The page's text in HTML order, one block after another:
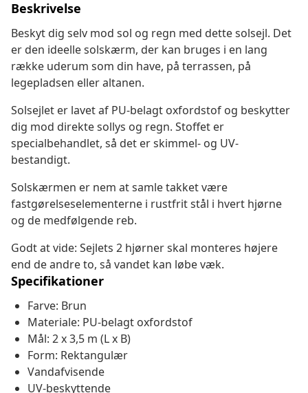
Beskrivelse
Beskyt dig selv mod sol og regn med dette solsejl. Det
er den ideelle solskærm, der kan bruges i en lang
række uderum som din have, på terrassen, på
legepladsen eller altanen.
Solsejlet er lavet af PU-belagt oxfordstof og beskytter
dig mod direkte sollys og regn. Stoffet er
specialbehandlet, så det er skimmel- og UV-
bestandigt.
Solskærmen er nem at samle takket være
fastgørelseselementerne i rustfrit stål i hvert hjørne
og de medfølgende reb.
Godt at vide: Sejlets 2 hjørner skal monteres højere
end de andre to, så vandet kan løbe væk.
Specifikationer
Farve: Brun
Materiale: PU-belagt oxfordstof
Mål: 2 x 3,5 m (L x B)
Form: Rektangulær
Vandafvisende
UV-beskyttende